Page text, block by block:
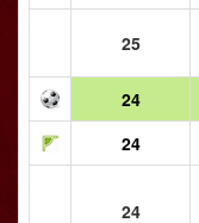
25
24
24
24